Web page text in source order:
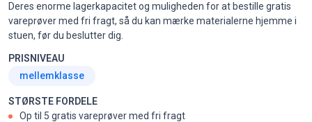
Deres enorme lagerkapacitet og muligheden for at bestille gratis
vareprøver med fri fragt, så du kan mærke materialerne hjemme i
stuen, før du beslutter dig.
PRISNIVEAU
mellemklasse
STØRSTE FORDELE
Op til 5 gratis vareprøver med fri fragt